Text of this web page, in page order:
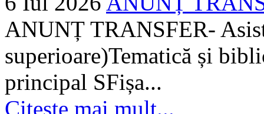
ANUNȚ TRANSFER-
superioare)Tematică și
principal SFișa...
Citeşte mai mult...